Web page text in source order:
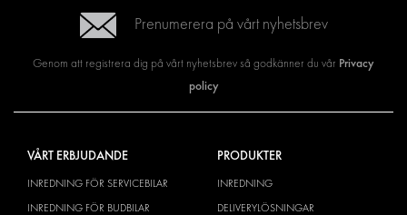
Prenumerera på vårt nyhetsbrev
Genom att registrera dig på vårt nyhetsbrev så godkänner du vår Privacy
policy
VÅRT ERBJUDANDE
INREDNING FÖR SERVICEBILAR
INREDNING FÖR BUDBILAR
PRODUKTER
INREDNING
DELIVERYLÖSNINGAR